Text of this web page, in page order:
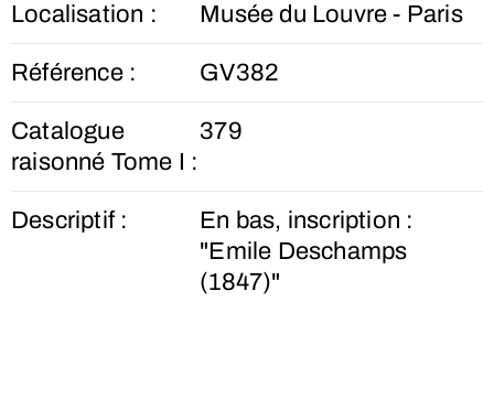
Localisation : Musée du Louvre - Paris
Référence : GV382
Catalogue
raisonné Tome I :
379
Descriptif :
En bas, inscription :
"Emile Deschamps
(1847)"